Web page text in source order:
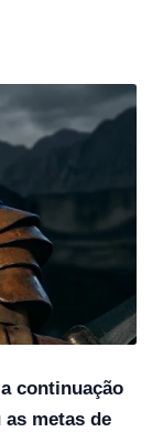
continuação
metas de